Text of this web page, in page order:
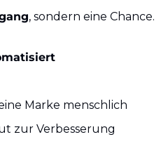
, sondern eine Chance.
Marke menschlich
zur Verbesserung